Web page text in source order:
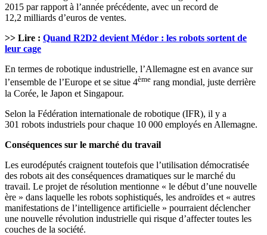
2015 par rapport à l’année précédente, avec un record de
12,2 milliards d’euros de ventes.
>> Lire : Quand R2D2 devient Médor : les robots sortent de
leur cage
En termes de robotique industrielle, l’Allemagne est en avance sur
l’ensemble de l’Europe et se situe 4ème rang mondial, juste derrière
la Corée, le Japon et Singapour.
Selon la Fédération internationale de robotique (IFR), il y a
301 robots industriels pour chaque 10 000 employés en Allemagne.
Conséquences sur le marché du travail
Les eurodéputés craignent toutefois que l’utilisation démocratisée
des robots ait des conséquences dramatiques sur le marché du
travail. Le projet de résolution mentionne « le début d’une nouvelle
ère » dans laquelle les robots sophistiqués, les androïdes et « autres
manifestations de l’intelligence artificielle » pourraient déclencher
une nouvelle révolution industrielle qui risque d’affecter toutes les
couches de la société.